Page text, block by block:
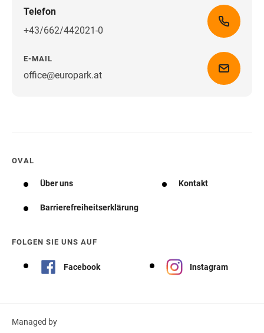
Telefon
+43/662/442021-0
E-MAIL
office@europark.atWegbeschreibung erhalten
OVAL
Über uns Kontakt
Barrierefreiheitserklärung
FOLGEN SIE UNS AUF
Facebook Instagram
Managed by